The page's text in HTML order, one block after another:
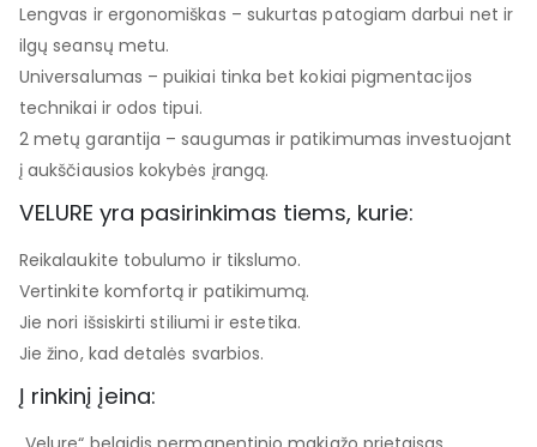
Lengvas ir ergonomiškas – sukurtas patogiam darbui net ir
ilgų seansų metu.
Universalumas – puikiai tinka bet kokiai pigmentacijos
technikai ir odos tipui.
2 metų garantija – saugumas ir patikimumas investuojant
į aukščiausios kokybės įrangą.
VELURE yra pasirinkimas tiems, kurie:
Reikalaukite tobulumo ir tikslumo.
Vertinkite komfortą ir patikimumą.
Jie nori išsiskirti stiliumi ir estetika.
Jie žino, kad detalės svarbios.
Į rinkinį įeina: